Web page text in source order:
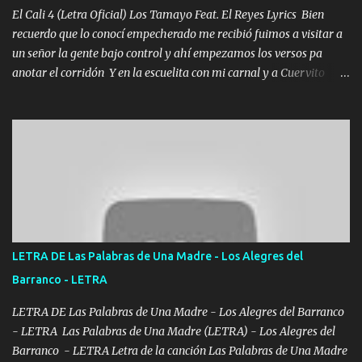
El Cali 4 (Letra Oficial) Los Tamayo Feat. El Reyes Lyrics Bien
recuerdo que lo conocí empecherado me recibió fuimos a visitar a
un señor la gente bajo control y ahí empezamos los versos pa
anotar el corridón Y en la escuelita con mi carnal y a Cuervito
verde se le extraña pa que sepan Aquí Pura GENTE DE LA RANA 🐸
POR CLAVE ES EL CALI 4 EN LA CIUDAD TIJUANA Música Al
tirante andamos mi carnal atento a cualquier necesidad no porque
se ve limpio el camino nos confiamos al andar y nunca con la
misma piedra me vuelvo a tropezar Cuando ando de enamorado
en corto me tiró a per...
LETRA DE Las Palabras de Una Madre - Los Alegres del
Barranco - LETRA
LETRA DE Las Palabras de Una Madre - Los Alegres del Barranco
- LETRA Las Palabras de Una Madre (LETRA) - Los Alegres del
Barranco - LETRA Letra de la canción Las Palabras de Una Madre